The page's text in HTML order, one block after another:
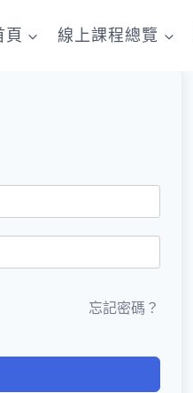
頁 線上課程總覽
忘記密碼？